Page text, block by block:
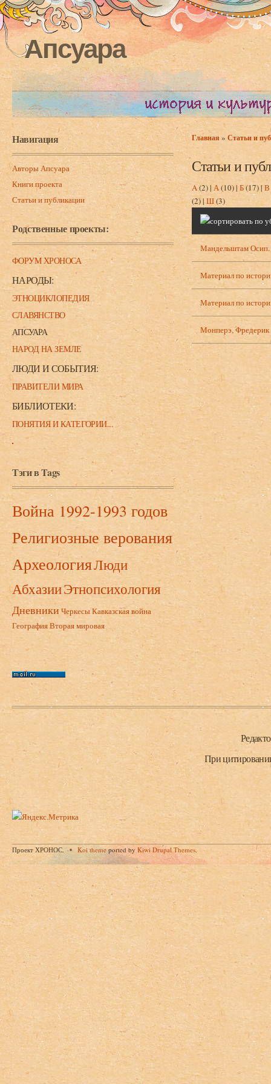
Апсуара
Навигация
Авторы Апсуара
Книги проекта
Статьи и публикации
Родственные проекты:
ФОРУМ ХРОНОСА
НАРОДЫ:
ЭТНОЦИКЛОПЕДИЯ
СЛАВЯНСТВО
АПСУАРА
НАРОД НА ЗЕМЛЕ
ЛЮДИ И СОБЫТИЯ:
ПРАВИТЕЛИ МИРА
БИБЛИОТЕКИ:
ПОНЯТИЯ И КАТЕГОРИИ...
Тэги в Tags
Война 1992-1993 годов
Религиозные верования
АрхеологияЛюди
АбхазииЭтнопсихология
Дневники ЧеркесыКавказская война
ГеографияВторая мировая
Вы здесь
Главная » Статьи и
Статьи и
A(2)| А(10)| Б(17)| В
(2)|Ш(3)
Мандельштам
Материал по
Материал по
Монперэ, Фредерик
Нижний колонтитул
При
Проект ХРОНОС. Koi themeported byKiwi Drupal Themes.